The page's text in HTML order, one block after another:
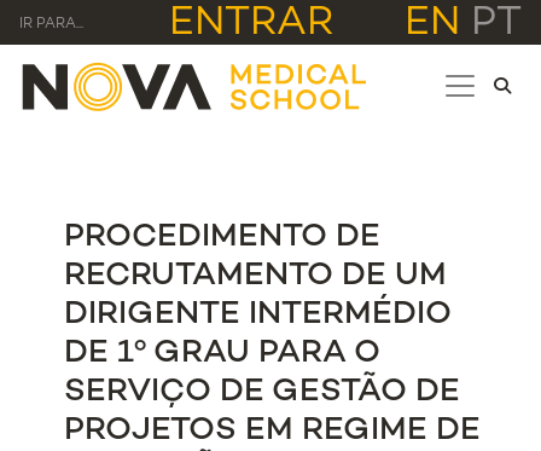
IR PARA... ENTRAR EN PT
PROCEDIMENTO DE
RECRUTAMENTO DE UM
DIRIGENTE INTERMÉDIO
DE 1º GRAU PARA O
SERVIÇO DE GESTÃO DE
PROJETOS EM REGIME DE